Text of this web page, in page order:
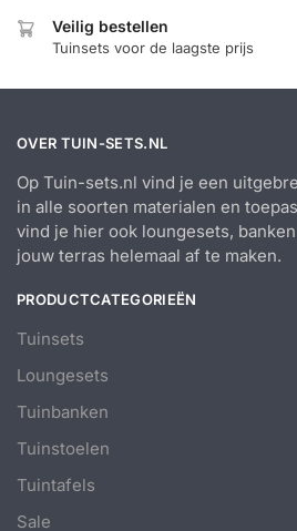
Veilig bestellen
Tuinsets voor de laagste prijs
OVER TUIN-SETS.NL
Op Tuin-sets.nl vind je een
in alle soorten materialen en
vind je hier ook loungesets,
jouw terras helemaal af te maken.
PRODUCTCATEGORIEËN
Tuinsets
Loungesets
Tuinbanken
Tuinstoelen
Tuintafels
Sale